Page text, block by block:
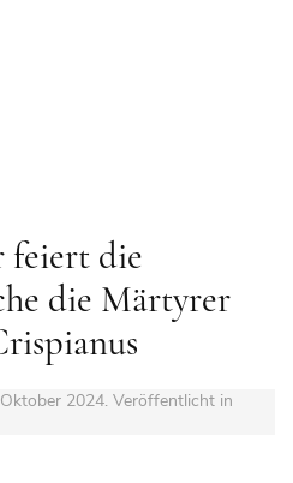
feiert die
die Märtyrer
2024. Veröffentlicht in